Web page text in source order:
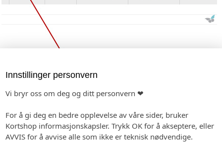
Innstillinger personvern
Vi bryr oss om deg og ditt personvern ❤
For å gi deg en bedre opplevelse av våre sider, bruker
Kortshop informasjonskapsler. Trykk OK for å akseptere, eller
AVVIS for å avvise alle som ikke er teknisk nødvendige.